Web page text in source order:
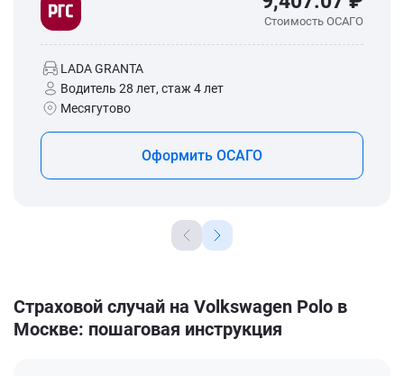
Стоимость ОСАГО
LADA GRANTA
Водитель 28 лет, стаж 4 лет
Месягутово
Оформить ОСАГО
Страховой случай на Volkswagen Polo в
Москве: пошаговая инструкция